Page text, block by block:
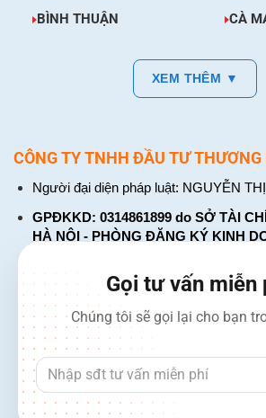
BÌNH THUẬN CÀ
XEM THÊM ▼
CÔNG TY TNHH ĐẦU TƯ
Người đại diện pháp luật: NGUYỄN
GPĐKKD: 0314861899 do SỞ TÀI
HÀ NỘI - PHÒNG ĐĂNG KÝ KINH
CHÍNH DOANH NGHIỆP cấp. Đăng
tháng 01 năm 2018. Đăng ký thay
tháng 03 năm 2026
226 Đường Láng, Đống Đa, Hà Nội
137 Đường Hòa Hưng, Phường 12,
Minh
Hotline: 1900 2106 - 0386 001 001
Gọi tư vấn miễn
Chúng tôi sẽ gọi lại cho bạn